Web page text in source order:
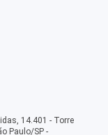
14.401 - Torre
Paulo/SP -